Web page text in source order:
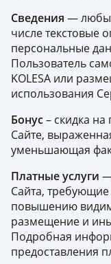
Сведения —
числе текстовые
персональные
Пользователь
KOLESA или
использования
Бонус– скидка
Сайте,
уменьшающая
Платные услуги
Сайта,
повышению
размещение и
Подробная
предоставления